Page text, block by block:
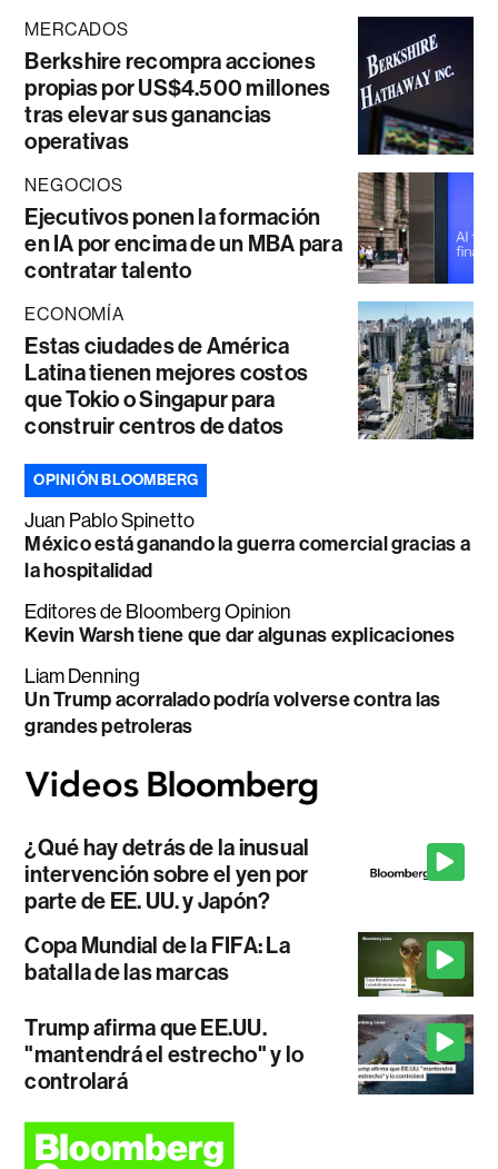
MERCADOS
Berkshire recompra acciones
propias por US$4.500 millones
tras elevar sus ganancias
operativas
NEGOCIOS
Ejecutivos ponen la formación
en IA por encima de un MBA para
contratar talento
ECONOMÍA
Estas ciudades de América
Latina tienen mejores costos
que Tokio o Singapur para
construir centros de datos
OPINIÓN BLOOMBERG
Juan Pablo Spinetto
México está ganando la guerra comercial gracias a
la hospitalidad
Editores de Bloomberg Opinion
Kevin Warsh tiene que dar algunas explicaciones
Liam Denning
Un Trump acorralado podría volverse contra las
grandes petroleras
¿Qué hay detrás de la inusual
intervención sobre el yen por
parte de EE. UU. y Japón?
Copa Mundial de la FIFA: La
batalla de las marcas
Trump afirma que EE.UU.
"mantendrá el estrecho" y lo
controlará